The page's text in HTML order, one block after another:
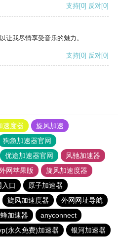
支持[0] 反对[0]
让我尽情享受音乐的魅力。
支持[0] 反对[0]
速度器
旋风加速
狗急加速器官网
优途加速器官网
风驰加速器
网苹果版
旋风加速度器
口
原子加速器
旋风加速度器
外网网址导航
加速器
anyconnect
永久免费)加速器 银河加速器